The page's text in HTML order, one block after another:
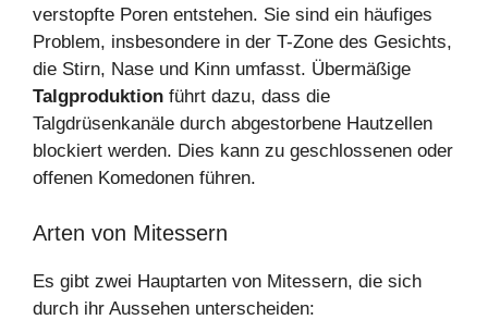
verstopfte Poren entstehen. Sie sind ein häufiges
Problem, insbesondere in der T-Zone des Gesichts,
die Stirn, Nase und Kinn umfasst. Übermäßige
Talgproduktion führt dazu, dass die
Talgdrüsenkanäle durch abgestorbene Hautzellen
blockiert werden. Dies kann zu geschlossenen oder
offenen Komedonen führen.
Arten von Mitessern
Es gibt zwei Hauptarten von Mitessern, die sich
durch ihr Aussehen unterscheiden: